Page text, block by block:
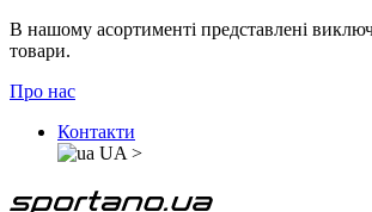
В нашому асортименті представлені
товари.
Про нас
Контакти
UA >